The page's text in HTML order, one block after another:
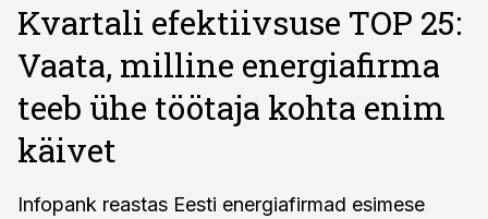
Kvartali efektiivsuse TOP 25:
Vaata, milline energiafirma
teeb ühe töötaja kohta enim
käivet
Infopank reastas Eesti energiafirmad esimese